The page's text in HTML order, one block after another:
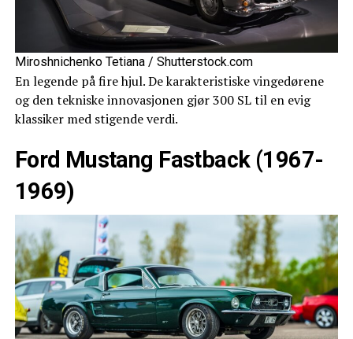
Miroshnichenko Tetiana / Shutterstock.com
En legende på fire hjul. De karakteristiske vingedørene
og den tekniske innovasjonen gjør 300 SL til en evig
klassiker med stigende verdi.
Ford Mustang Fastback (1967-
1969)